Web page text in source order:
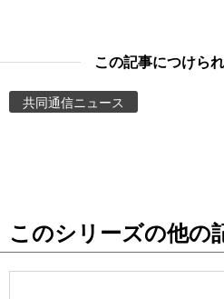
スポーツ・東京2020
Images
この記事につけら
共同通信ニュース
このシリーズの他の